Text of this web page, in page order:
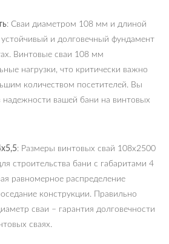
: Сваи диаметром 108 мм и длиной
и долговечный фундамент
Винтовые сваи 108 мм
нагрузки, что критически важно
количеством посетителей. Вы
вашей бани на винтовых
: Размеры винтовых свай 108х2500
строительства бани с габаритами 4
равномерное распределение
конструкции. Правильно
сваи – гарантия долговечности
сваях.